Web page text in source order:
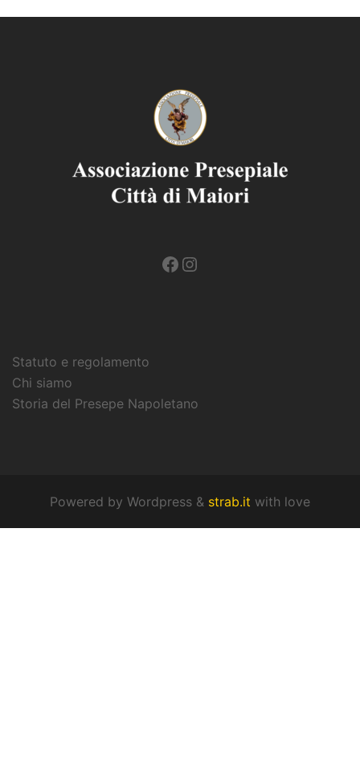
Facebook
Instagram
Statuto e regolamento
Chi siamo
Storia del Presepe Napoletano
Powered by Wordpress & strab.it with love